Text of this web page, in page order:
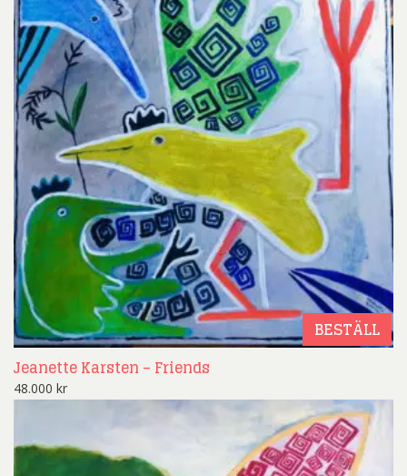
BESTÄLL
Jeanette Karsten – Friends
48.000 kr